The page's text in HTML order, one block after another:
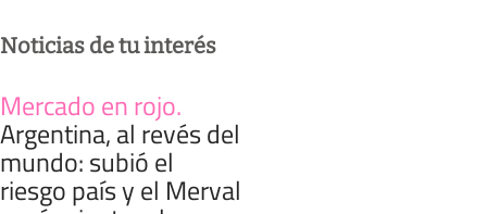
Noticias de tu interés
Mercado en rojo.
Argentina, al revés del
mundo: subió el
riesgo país y el Merval